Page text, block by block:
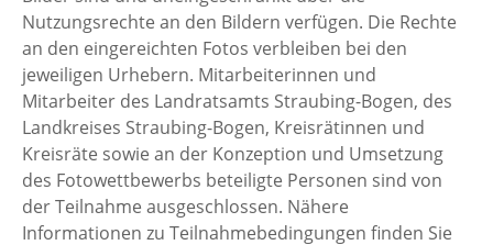
Nutzungsrechte an den Bildern verfügen. Die Rechte
an den eingereichten Fotos verbleiben bei den
jeweiligen Urhebern. Mitarbeiterinnen und
Mitarbeiter des Landratsamts Straubing-Bogen, des
Landkreises Straubing-Bogen, Kreisrätinnen und
Kreisräte sowie an der Konzeption und Umsetzung
des Fotowettbewerbs beteiligte Personen sind von
der Teilnahme ausgeschlossen. Nähere
Informationen zu Teilnahmebedingungen finden Sie